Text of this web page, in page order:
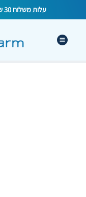
עלות משלוח 30 ש"ח | משלוח חינם ברכישה מעל 230 ₪